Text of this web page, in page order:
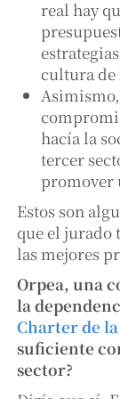
real hay
cultura de
hacía la
tercer
promover
Estos son
que el jurado
las mejores
Orpea, una
la
Charter de
suficiente
sector?